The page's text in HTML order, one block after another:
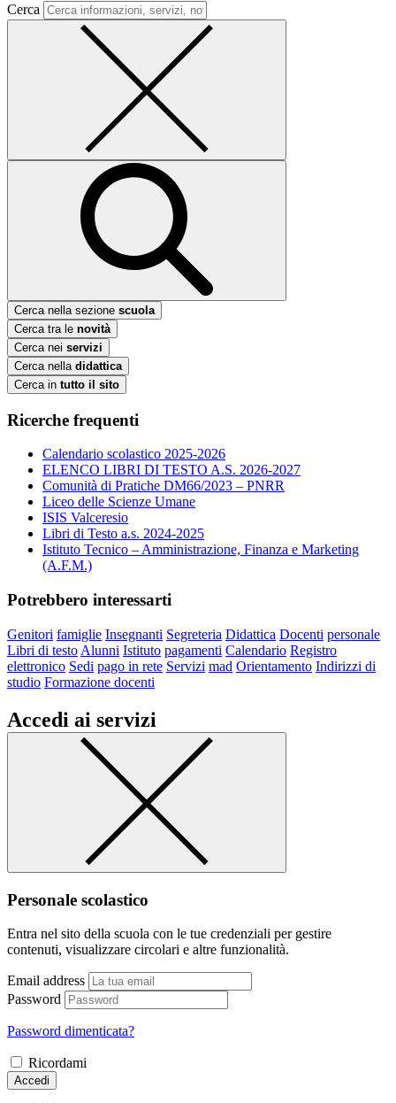
Cerca
Cerca nella sezione scuola
Cerca tra le novità
Cerca nei servizi
Cerca nella didattica
Cerca in tutto il sito
Ricerche frequenti
Calendario scolastico 2025-2026
ELENCO LIBRI DI TESTO A.S. 2026-2027
Comunità di Pratiche DM66/2023 – PNRR
Liceo delle Scienze Umane
ISIS Valceresio
Libri di Testo a.s. 2024-2025
Istituto Tecnico – Amministrazione, Finanza e Marketing
(A.F.M.)
Potrebbero interessarti
Genitori famiglie Insegnanti Segreteria Didattica Docenti personale
Libri di testo Alunni Istituto pagamenti Calendario Registro
elettronico Sedi pago in rete Servizi mad Orientamento Indirizzi di
studio Formazione docenti
Accedi ai servizi
Personale scolastico
Entra nel sito della scuola con le tue credenziali per gestire
contenuti, visualizzare circolari e altre funzionalità.
Email address
Password
Password dimenticata?
Ricordami
Accedi